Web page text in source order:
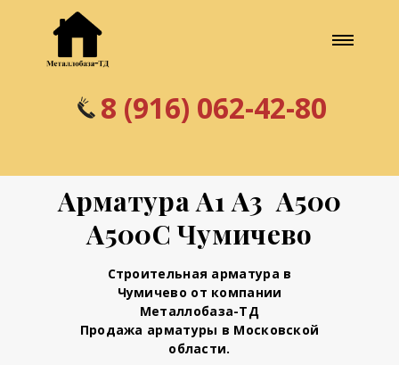
8 (916) 062-42-80
Арматура А1 А3 А500
А500С Чумичево
Строительная арматура в
Чумичево от компании
Металлобаза-ТД
Продажа арматуры в Московской
области.